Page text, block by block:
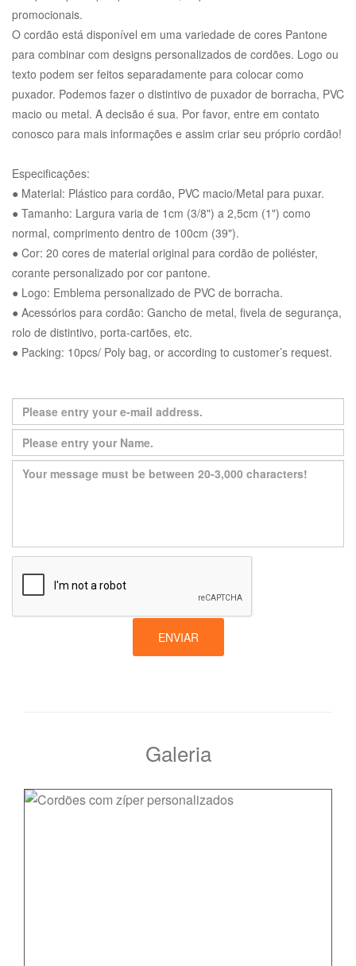
promocionais.
O cordão está disponível em uma variedade de cores Pantone
para combinar com designs personalizados de cordões. Logo ou
texto podem ser feitos separadamente para colocar como
puxador. Podemos fazer o distintivo de puxador de borracha, PVC
macio ou metal. A decisão é sua. Por favor, entre em contato
conosco para mais informações e assim criar seu próprio cordão!
Especificações:
● Material: Plástico para cordão, PVC macio/Metal para puxar.
● Tamanho: Largura varia de 1cm (3/8") a 2,5cm (1") como
normal, comprimento dentro de 100cm (39").
● Cor: 20 cores de material original para cordão de poliéster,
corante personalizado por cor pantone.
● Logo: Emblema personalizado de PVC de borracha.
● Acessórios para cordão: Gancho de metal, fivela de segurança,
rolo de distintivo, porta-cartões, etc.
● Packing: 10pcs/ Poly bag, or according to customer’s request.
ENVIAR
Galeria